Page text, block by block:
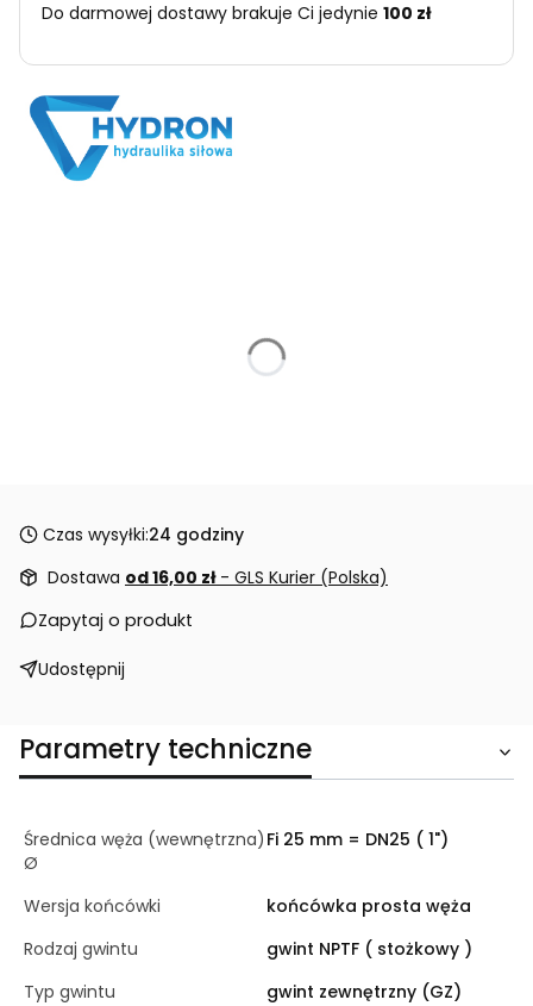
Do darmowej dostawy brakuje Ci jedynie 100 zł
Czas wysyłki:24 godziny
Dostawa od 16,00 zł - GLS Kurier (Polska)
Zapytaj o produkt
Udostępnij
Parametry techniczne
Średnica węża (wewnętrzna)
Ø
Fi 25 mm = DN25 ( 1")
Wersja końcówki
końcówka prosta węża
Rodzaj gwintu
gwint NPTF ( stożkowy )
Typ gwintu
gwint zewnętrzny (GZ)